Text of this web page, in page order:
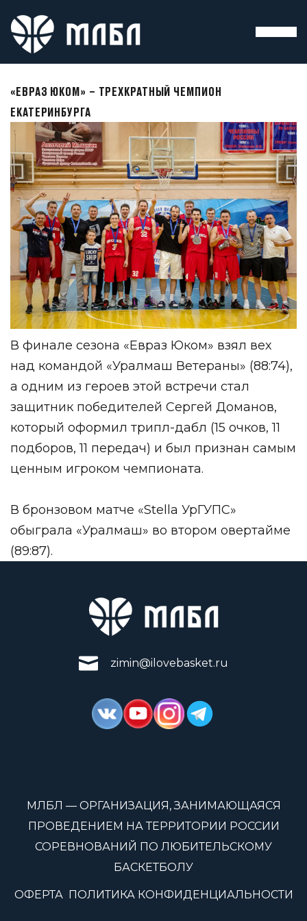
«ЕВРАЗ ЮКОМ» – ТРЕХКРАТНЫЙ ЧЕМПИОН
ЕКАТЕРИНБУРГА
В финале сезона «Евраз Юком» взял вех
над командой «Уралмаш Ветераны» (88:74),
а одним из героев этой встречи стал
защитник победителей Сергей Доманов,
который оформил трипл-дабл (15 очков, 11
подборов, 11 передач) и был признан самым
ценным игроком чемпионата.
В бронзовом матче «Stella УрГУПС»
обыграла «Уралмаш» во втором овертайме
(89:87).
zimin@ilovebasket.ru
МЛБЛ — ОРГАНИЗАЦИЯ, ЗАНИМАЮЩАЯСЯ
ПРОВЕДЕНИЕМ НА ТЕРРИТОРИИ РОССИИ
СОРЕВНОВАНИЙ ПО ЛЮБИТЕЛЬСКОМУ
БАСКЕТБОЛУ
ОФЕРТА ПОЛИТИКА КОНФИДЕНЦИАЛЬНОСТИ